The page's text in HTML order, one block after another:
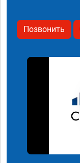
Позвонить